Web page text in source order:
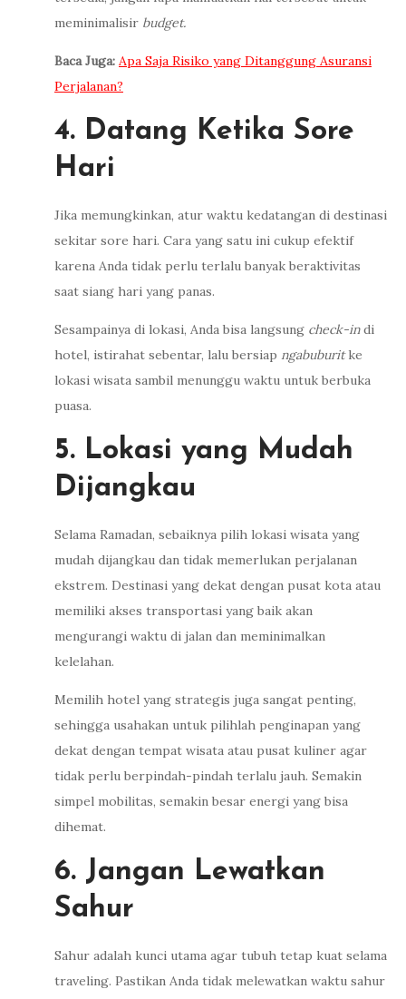
meminimalisir budget.
Baca Juga: Apa Saja Risiko yang Ditanggung Asuransi
Perjalanan?
4. Datang Ketika Sore
Hari
Jika memungkinkan, atur waktu kedatangan di destinasi
sekitar sore hari. Cara yang satu ini cukup efektif
karena Anda tidak perlu terlalu banyak beraktivitas
saat siang hari yang panas.
Sesampainya di lokasi, Anda bisa langsung check-indi
hotel, istirahat sebentar, lalu bersiap ngabuburitke
lokasi wisata sambil menunggu waktu untuk berbuka
puasa.
5. Lokasi yang Mudah
Dijangkau
Selama Ramadan, sebaiknya pilih lokasi wisata yang
mudah dijangkau dan tidak memerlukan perjalanan
ekstrem. Destinasi yang dekat dengan pusat kota atau
memiliki akses transportasi yang baik akan
mengurangi waktu di jalan dan meminimalkan
kelelahan.
Memilih hotel yang strategis juga sangat penting,
sehingga usahakan untuk pilihlah penginapan yang
dekat dengan tempat wisata atau pusat kuliner agar
tidak perlu berpindah-pindah terlalu jauh. Semakin
simpel mobilitas, semakin besar energi yang bisa
dihemat.
6. Jangan Lewatkan
Sahur
Sahur adalah kunci utama agar tubuh tetap kuat selama
traveling. Pastikan Anda tidak melewatkan waktu sahur